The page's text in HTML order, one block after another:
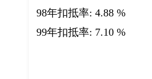
98年扣抵率: 4.88 %
99年扣抵率: 7.10 %